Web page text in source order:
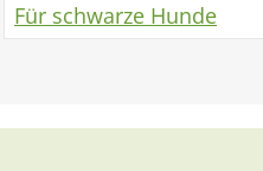
Für schwarze Hunde